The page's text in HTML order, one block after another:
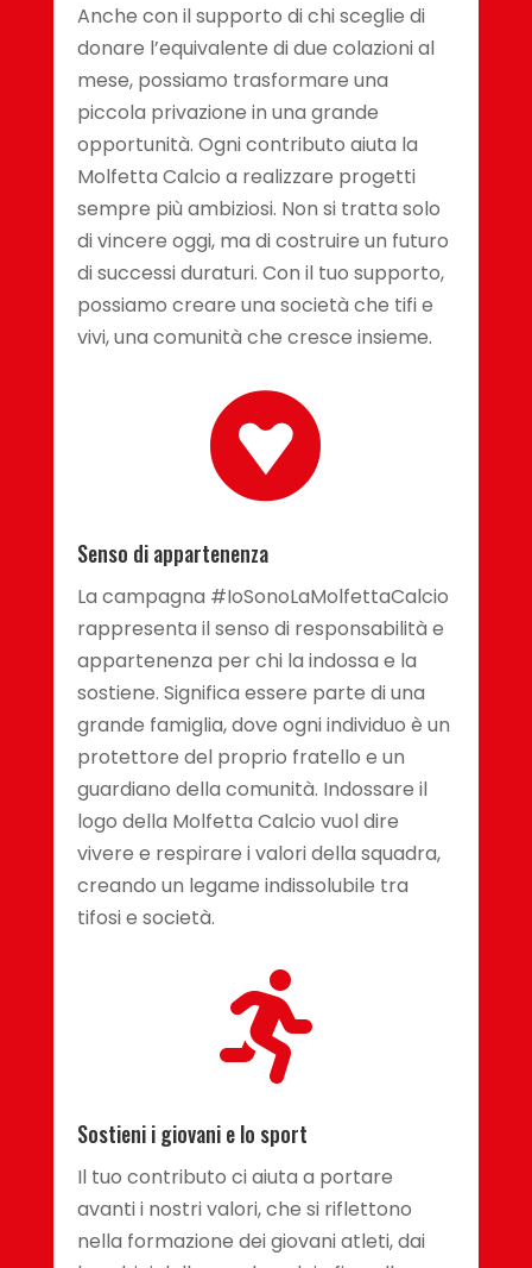
Anche con il supporto di chi sceglie di
donare l’equivalente di due colazioni al
mese, possiamo trasformare una
piccola privazione in una grande
opportunità. Ogni contributo aiuta la
Molfetta Calcio a realizzare progetti
sempre più ambiziosi. Non si tratta solo
di vincere oggi, ma di costruire un futuro
di successi duraturi. Con il tuo supporto,
possiamo creare una società che tifi e
vivi, una comunità che cresce insieme.

Senso di appartenenza
La campagna #IoSonoLaMolfettaCalcio
rappresenta il senso di responsabilità e
appartenenza per chi la indossa e la
sostiene. Significa essere parte di una
grande famiglia, dove ogni individuo è un
protettore del proprio fratello e un
guardiano della comunità. Indossare il
logo della Molfetta Calcio vuol dire
vivere e respirare i valori della squadra,
creando un legame indissolubile tra
tifosi e società.

Sostieni i giovani e lo sport
Il tuo contributo ci aiuta a portare
avanti i nostri valori, che si riflettono
nella formazione dei giovani atleti, dai